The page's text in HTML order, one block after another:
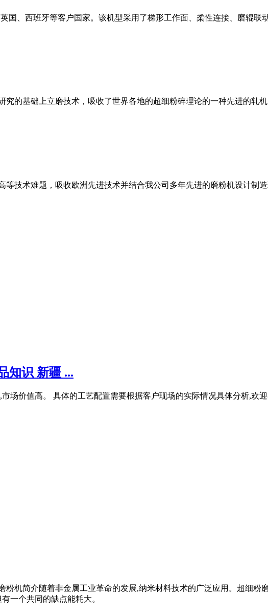
国、西班牙等客户国家。该机型采用了梯形工作面、柔性连接、磨辊联
的基础上立磨技术，吸收了世界各地的超细粉碎理论的一种先进的轧
技术难题，吸收欧洲先进技术并结合我公司多年先进的磨粉机设计制
知识 新疆 ...
场价值高。 具体的工艺配置需要根据客户现场的实际情况具体分析,欢
粉机简介随着非金属工业革命的发展,纳米材料技术的广泛应用。超细粉
一个共同的缺点能耗大。